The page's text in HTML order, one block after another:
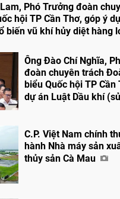
Chia sẻ
Facebook
Phó Trưởng đoàn
hội TP Cần Thơ, góp ý
biến vũ khí hủy diệt hàng
Ông Đào Chí Nghĩa,
đoàn chuyên trách
biểu Quốc hội TP Cần
dự án Luật Dầu khí
C.P. Việt Nam chính
hành Nhà máy sản
thủy sản Cà Mau